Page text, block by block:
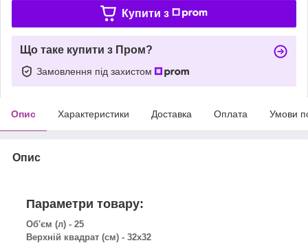
Купити з
Що таке купити з Пром?
Замовлення під захистом
Опис Характеристики Доставка Оплата Умови
Опис
Параметри товару:
Об'єм (л) - 25
Верхній квадрат (см) - 32х32